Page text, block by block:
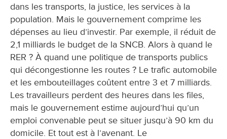
dans les transports, la justice, les services à la
population. Mais le gouvernement comprime les
dépenses au lieu d’investir. Par exemple, il réduit de
2,1 milliards le budget de la SNCB. Alors à quand le
RER ? À quand une politique de transports publics
qui décongestionne les routes ? Le trafic automobile
et les embouteillages coûtent entre 3 et 7 milliards.
Les travailleurs perdent des heures dans les files,
mais le gouvernement estime aujourd’hui qu’un
emploi convenable peut se situer jusqu’à 90 km du
domicile. Et tout est à l’avenant. Le